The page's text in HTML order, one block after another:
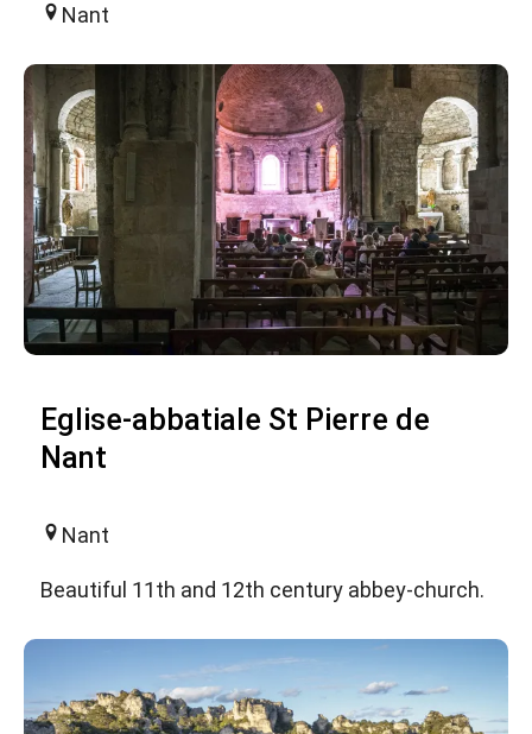
Nant
Eglise-abbatiale St Pierre de
Nant
Nant
Beautiful 11th and 12th century abbey-church.